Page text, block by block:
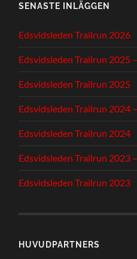
SENASTE INLÄGGEN
Edsvidsleden Trailrun 2026
Edsvidsleden Trailrun 2025
Edsvidsleden Trailrun 2025
Edsvidsleden Trailrun 2024
Edsvidsleden Trailrun 2024
Edsvidsleden Trailrun 2023
Edsvidsleden Trailrun 2023
HUVUDPARTNERS